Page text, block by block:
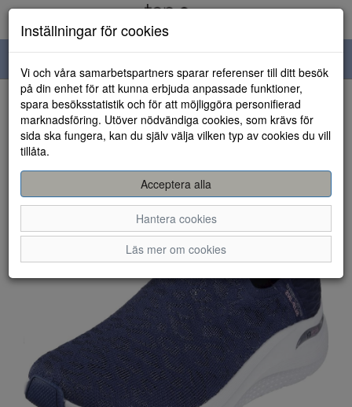
navigation
HEM
Inställningar för cookies
Vi och våra samarbetspartners sparar referenser till ditt besök
på din enhet för att kunna erbjuda anpassade funktioner,
spara besöksstatistik och för att möjliggöra personifierad
marknadsföring. Utöver nödvändiga cookies, som krävs för
sida ska fungera, kan du själv välja vilken typ av cookies du vill
tillåta.
Acceptera alla
Hantera cookies
Läs mer om cookies